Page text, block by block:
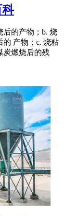
科
后的产物；b. 烧
的 产物；c. 烧粘
炭燃烧后的残